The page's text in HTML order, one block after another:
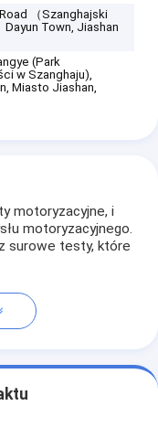
（Szanghajski
Town, Jiashan
(Park
w Szanghaju),
Miasto Jiashan,
motoryzacyjne, i
motoryzacyjnego.
surowe testy, które